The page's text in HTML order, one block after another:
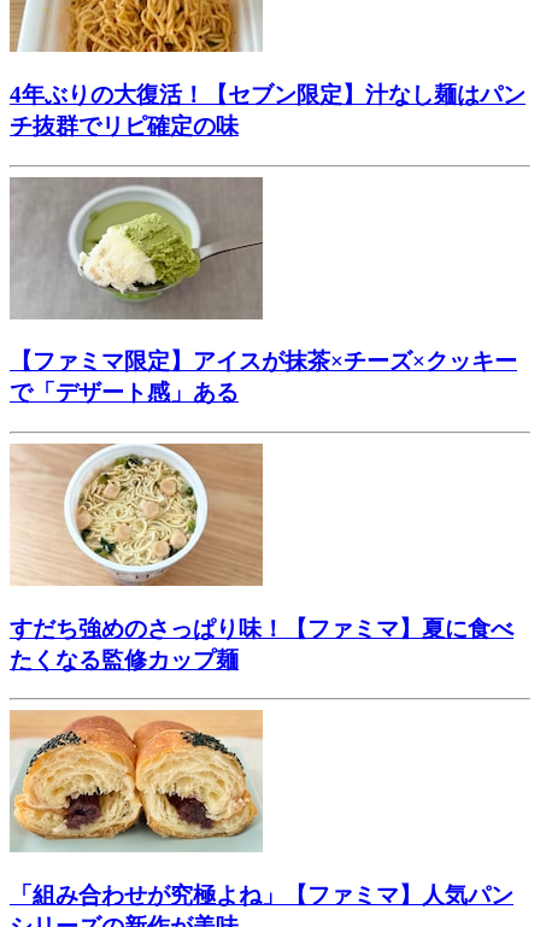
4年ぶりの大復活！【セブン限定】汁なし麺はパン
チ抜群でリピ確定の味
【ファミマ限定】アイスが抹茶×チーズ×クッキー
で「デザート感」ある
すだち強めのさっぱり味！【ファミマ】夏に食べ
たくなる監修カップ麺
「組み合わせが究極よね」【ファミマ】人気パン